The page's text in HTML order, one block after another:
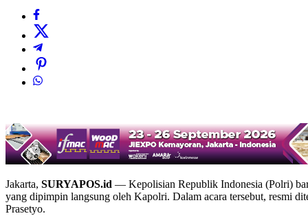
Jakarta, SURYAPOS.id — Kepolisian Republik Indonesia (Polri)
yang dipimpin langsung oleh Kapolri. Dalam acara tersebut, resmi
Prasetyo.